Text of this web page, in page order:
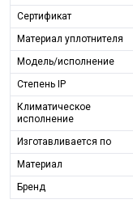
Сертификат
Материал уплотнителя
Модель/исполнение
Степeнь IP
Климатическое
исполнение
Изготавливается по
Материал
Бренд